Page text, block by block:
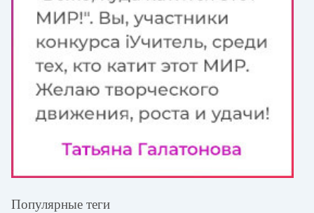
Популярные теги